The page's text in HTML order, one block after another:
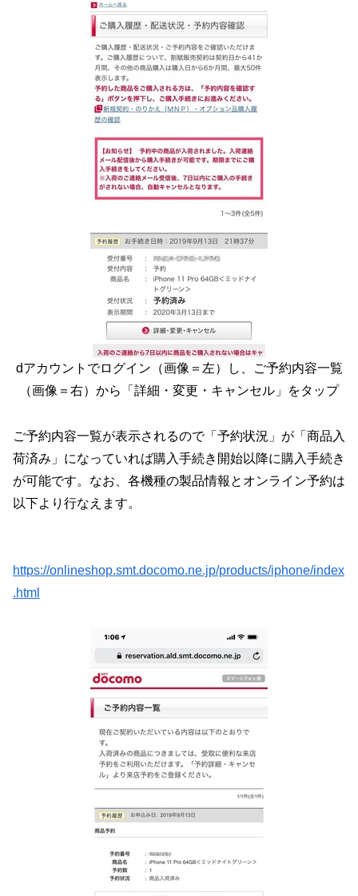
dアカウントでログイン（画像＝左）し、ご予約内容一覧
（画像＝右）から「詳細・変更・キャンセル」をタップ
ご予約内容一覧が表示されるので「予約状況」が「商品入
荷済み」になっていれば購入手続き開始以降に購入手続き
が可能です。なお、各機種の製品情報とオンライン予約は
以下より行なえます。
https://onlineshop.smt.docomo.ne.jp/products/iphone/index
.html